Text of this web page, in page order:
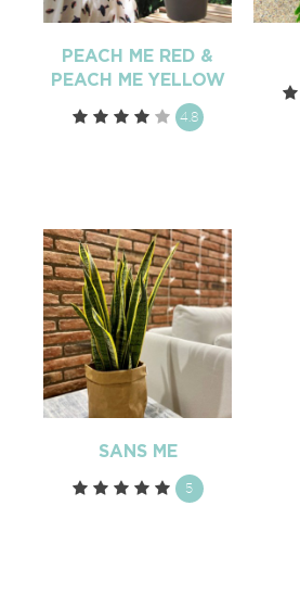
PEACH ME RED &
PEACH ME YELLOW
4.8
SANS ME
5